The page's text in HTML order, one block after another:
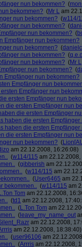
nun bekommen? (
bekommen? (Mr L am
nun bekommen? (w114/
nun bekommen? (
nun bekommen? (
Empfänger nun bekommen?
nun bekommen? (
nun bekommen? (
nun bekommen? (Mr L
nun bekommen? (
Empfänger nun bekommen?
Empfänger nun
Empfänger nun
ersten Empfänger nun
die ersten Empfänger nun
die ersten Empfänger
haben die ersten
haben die ersten
die ersten Empfänger nun
nun bekommen? (
am 22.12.2008, 16:26:08)
(w114/115 am
(gibberish am
(w114/115 am
(User6465 am
bekommen.. (w114/115 am
Tom am 22.12.2008,
(td1 am 22.12.2008,
(L.Ton Tom am
( leave_my_name_out
am 22.12.2008,
am 22.12.2008, 18:38:40)
(user96106 am
(Arrris am 22.12.2008,